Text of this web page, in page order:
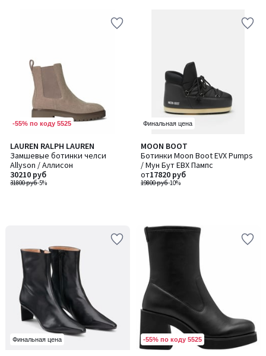
-55% по коду 5525
LAUREN RALPH LAUREN
Замшевые ботинки челси
Allyson / Аллисон
31800 руб-5%
30210 руб
Финальная цена
MOON BOOT
Ботинки Moon Boot EVX Pumps
/ Мун Бут ЕВХ Пампс
19800 руб-10%
от17820 руб
Финальная цена -55% по коду 5525